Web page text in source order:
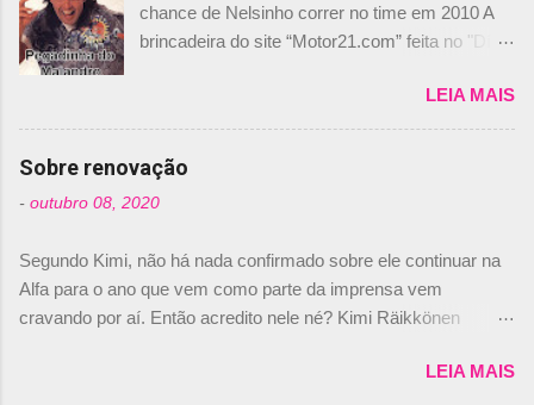
i
o
chance de Nelsinho correr no time em 2010 A
brincadeira do site “Motor21.com” feita no "Día
de abril –, afirmando que Nelson Piquet havia
comprado 15% das ações da Campos, dando,
com isso, um lugar no time a Nelsinho Piquet,
foi esclarecida de uma vez por todas por
Daniele Audetto, diretor da escuderia. O
não será o companheiro de Bruno Senna em
2010. "Na verdade, nós recebemos uma oferta
de Piquet", admitiu Audetto. “Mas depois de ter
dois brasileiros”, explicou, dizendo ainda que
LEIA MAIS
Sobre renovação
- outubro 08, 2020
Segundo Kimi, não há nada confirmado sobre ele continuar na
Alfa para o ano que vem como parte da imprensa vem
cravando por aí. Então acredito nele né? Kimi Räikkönen
truth but I’ve never had an option in my contract so that’sLEIA MAIS